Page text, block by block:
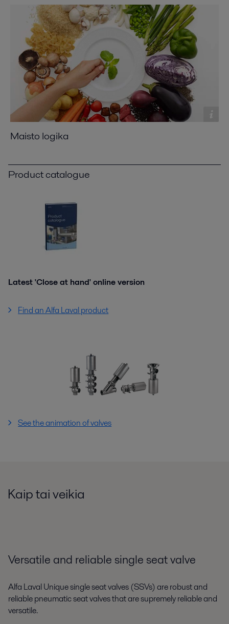
Maisto logika
Product catalogue
Latest 'Close at hand' online version
Find an Alfa Laval product
See the animation of valves
Kaip tai veikia
Versatile and reliable single seat valve
Alfa Laval Unique single seat valves (SSVs) are robust and
reliable pneumatic seat valves that are supremely reliable and
versatile.